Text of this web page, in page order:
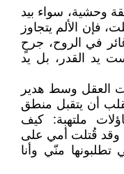
وحشية، سواء بيد
فإن الألم يتجاوز
في الروح، جرحٍ
يد القدر، بل يد
العقل وسط هدير
أن يتقبل منطق
ملتهبة: كيف
وقد قُتلت أمي على
منّي وأنا